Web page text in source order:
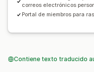
Enlaces y descuentos
Dominio personalizado
Promoción de marca
Pagos de Cámara de
correos electrónicos
Portal de miembros para
Contiene texto traducido